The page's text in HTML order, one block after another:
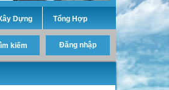
Dựng Tổng Hợp
kiếm Đăng nhập